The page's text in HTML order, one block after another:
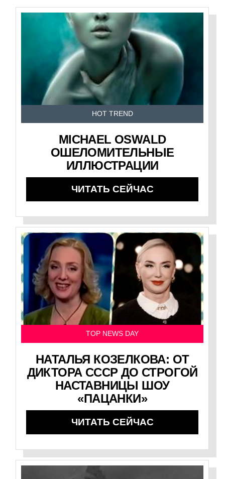
HOT TREND
MICHAEL OSWALD
ОШЕЛОМИТЕЛЬНЫЕ
ИЛЛЮСТРАЦИИ
ЧИТАТЬ СЕЙЧАС
TOP NEWS DAY
НАТАЛЬЯ КОЗЕЛКОВА: ОТ
ДИКТОРА СССР ДО СТРОГОЙ
НАСТАВНИЦЫ ШОУ
«ПАЦАНКИ»
ЧИТАТЬ СЕЙЧАС